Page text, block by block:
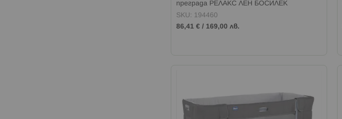
преграда РЕЛАКС ЛЕН БОСИЛЕК
SKU: 194460
86,41 € / 169,00 лв.